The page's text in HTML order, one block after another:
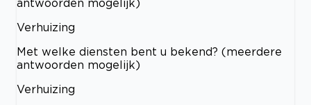
Verhuizing
Met welke diensten bent u bekend? (meerdere
antwoorden mogelijk)
Verhuizing